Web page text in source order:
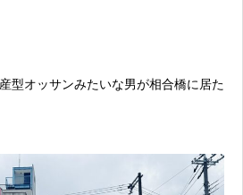
型オッサンみたいな男が相合橋に居た